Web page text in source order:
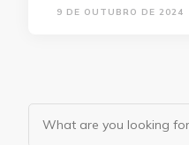
9 DE OUTUBRO DE 2024
Looking